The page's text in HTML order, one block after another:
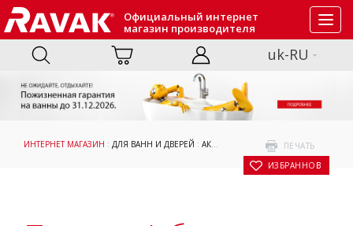
Официальный интернет
магазин производителя
uk-RU
ПЕЧАТЬ
В ИЗБРАННОЕ
ИНТЕРНЕТ МАГАЗИН : ДЛЯ ВАНН И ДВЕРЕЙ : АКСЕССУАРЫ : ПАНЕЛЬ A БОКОВАЯ